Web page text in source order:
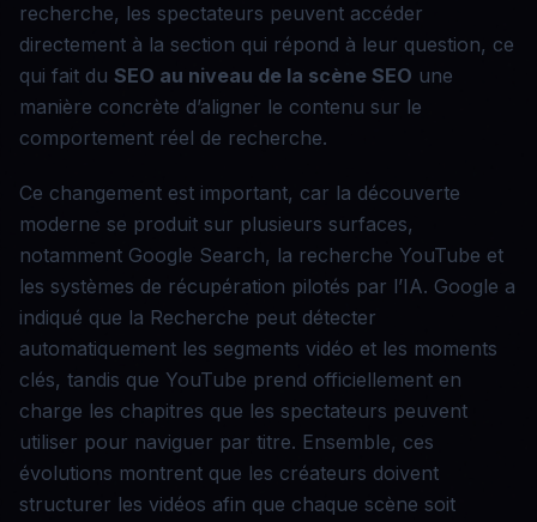
recherche, les spectateurs peuvent accéder
directement à la section qui répond à leur question, ce
qui fait du SEO au niveau de la scène SEO une
manière concrète d’aligner le contenu sur le
comportement réel de recherche.
Ce changement est important, car la découverte
moderne se produit sur plusieurs surfaces,
notamment Google Search, la recherche YouTube et
les systèmes de récupération pilotés par l’IA. Google a
indiqué que la Recherche peut détecter
automatiquement les segments vidéo et les moments
clés, tandis que YouTube prend officiellement en
charge les chapitres que les spectateurs peuvent
utiliser pour naviguer par titre. Ensemble, ces
évolutions montrent que les créateurs doivent
structurer les vidéos afin que chaque scène soit